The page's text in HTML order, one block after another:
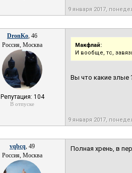
9 января 2017,
DronKo, 46
Россия, Москва
Репутация: 104
В отпуске
Макфлай:
И вообще, тс,
Вы что какие злые
9 января 2017,
vqbcq, 49
Россия, Москва
Полная хрень, в